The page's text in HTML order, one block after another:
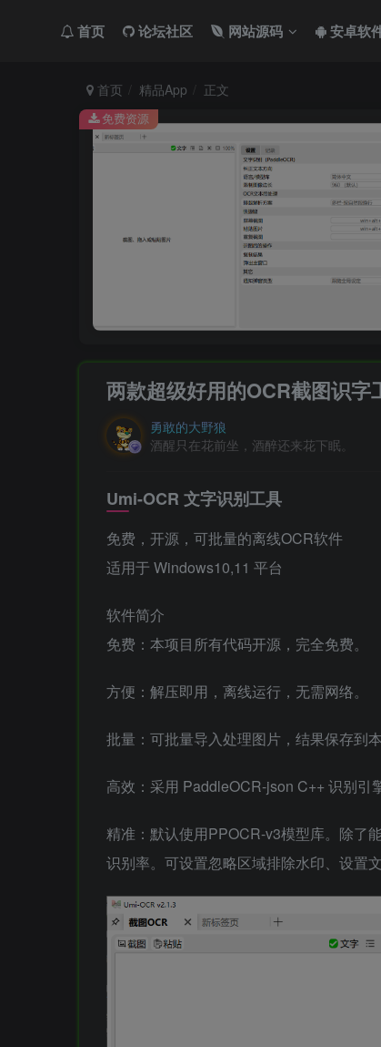
首页 论坛社区 网站源码 安卓软
首页 精品App 正文
免费资源
两款超级好用的OCR截图识字
勇敢的大野狼
酒醒只在花前坐，酒醉还来花下眠。
Umi-OCR 文字识别工具
免费，开源，可批量的离线OCR软件
适用于 Windows10,11 平台
软件简介
免费：本项目所有代码开源，完全免费。
方便：解压即用，离线运行，无需网络。
批量：可批量导入处理图片，结果保存到
高效：采用 PaddleOCR-json C++ 识别引
精准：默认使用PPOCR-v3模型库。除了
识别率。可设置忽略区域排除水印、设置